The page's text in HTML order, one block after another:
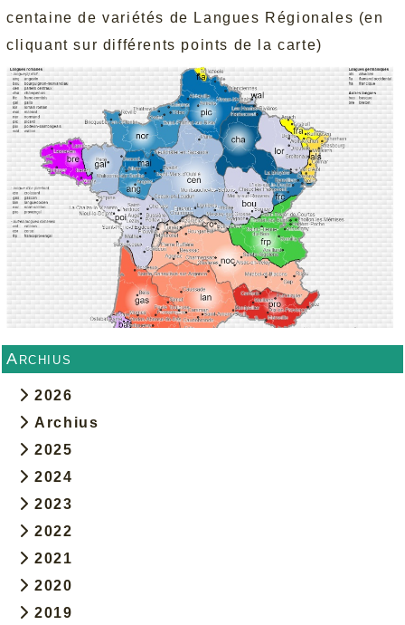
centaine de variétés de Langues Régionales (en
cliquant sur différents points de la carte)
Archius
2026
Archius
2025
2024
2023
2022
2021
2020
2019